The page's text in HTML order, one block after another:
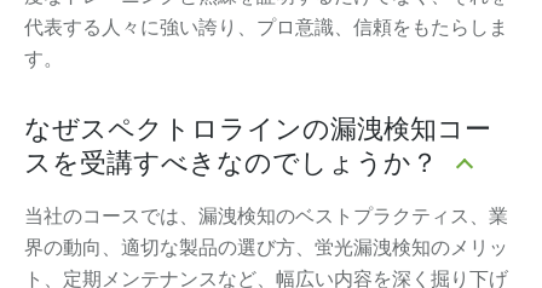
代表する人々に強い誇り、プロ意識、信頼をもたらしま
す。
なぜスペクトロラインの漏洩検知コー
スを受講すべきなのでしょうか？
当社のコースでは、漏洩検知のベストプラクティス、業
界の動向、適切な製品の選び方、蛍光漏洩検知のメリッ
ト、定期メンテナンスなど、幅広い内容を深く掘り下げ